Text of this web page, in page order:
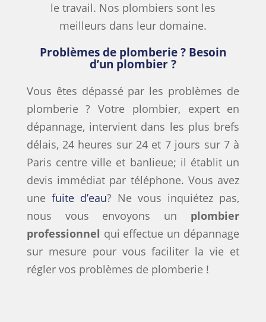
le travail. Nos plombiers sont les
meilleurs dans leur domaine.
Problèmes de plomberie ? Besoin
d’un plombier ?
Vous êtes dépassé par les problèmes de
plomberie ? Votre plombier, expert en
dépannage, intervient dans les plus brefs
délais, 24 heures sur 24 et 7 jours sur 7 à
Paris centre ville et banlieue; il établit un
devis immédiat par téléphone. Vous avez
une fuite d’eau? Ne vous inquiétez pas,
nous vous envoyons un plombier
professionnel qui effectue un dépannage
sur mesure pour vous faciliter la vie et
régler vos problèmes de plomberie !